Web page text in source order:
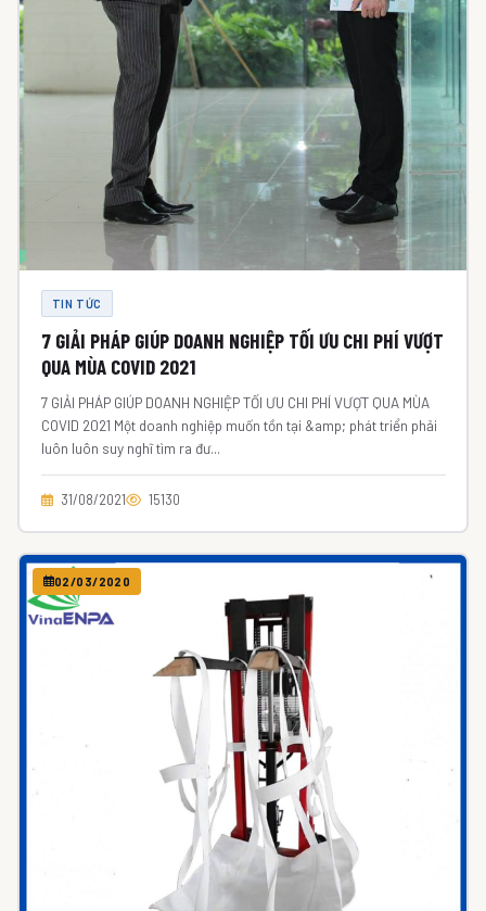
TIN TỨC
7 GIẢI PHÁP GIÚP DOANH NGHIỆP TỐI ƯU CHI PHÍ VƯỢT
QUA MÙA COVID 2021
7 GIẢI PHÁP GIÚP DOANH NGHIỆP TỐI ƯU CHI PHÍ VƯỢT QUA MÙA
COVID 2021 Một doanh nghiệp muốn tồn tại &amp; phát triển phải
luôn luôn suy nghĩ tìm ra đư...
31/08/2021 15130
02/03/2020